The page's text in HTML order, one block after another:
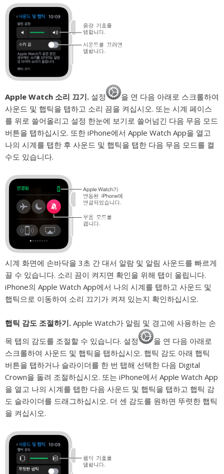
Apple Watch 소리 끄기. 설정
을 연 다음 아래로 스크롤하여
사운드 및 햅틱을 탭하고 소리 끔을 켜십시오. 또는 시계 페이스
를 위로 쓸어올리고 설정 한눈에 보기로 쓸어넘긴 다음 무음 모드
버튼을 탭하십시오. 또한 iPhone에서 Apple Watch App을 열고
나의 시계를 탭한 후 사운드 및 햅틱을 탭한 다음 무음 모드를 켤
수도 있습니다.
시계 화면에 손바닥을 3초 간 대서 알람 및 알림 사운드를 빠르게
끌 수 있습니다. 소리 끔이 켜지면 확인을 위해 탭이 울립니다.
iPhone의 Apple Watch App에서 나의 시계를 탭하고 사운드 및
햅틱으로 이동하여 소리 끄기가 켜져 있는지 확인하십시오.
햅틱 감도 조절하기. Apple Watch가 알림 및 경고에 사용하는 손
목 탭의 감도를 조절할 수 있습니다. 설정
을 연 다음 아래로
스크롤하여 사운드 및 햅틱을 탭하십시오. 햅틱 감도 아래 햅틱
버튼을 탭하거나 슬라이더를 한 번 탭해 선택한 다음 Digital
Crown을 돌려 조절하십시오. 또는 iPhone에서 Apple Watch App
을 열고 나의 시계를 탭한 다음 사운드 및 햅틱을 탭하고 햅틱 감
도 슬라이더를 드래그하십시오. 더 센 감도를 원하면 뚜렷한 햅틱
을 켜십시오.